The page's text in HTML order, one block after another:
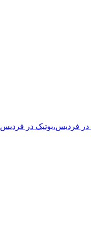
در فردیس،بوتیک در فردیس